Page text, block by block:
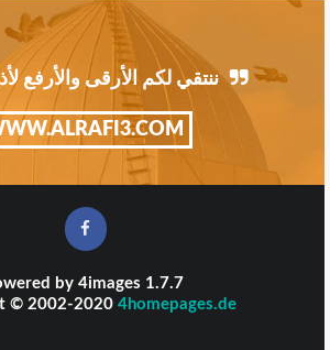
ننتقي لكم الأرقى والأرفع
by 4images 1.7.7
© 2002-2020 4homepages.de